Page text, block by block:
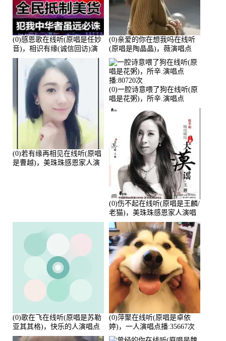
(0)感恩歌在线听(原唱是任妙
音)，相识有缘(诚信回访)演
唱点播:161288次
(0)亲爱的你在想我吗在线听
(原唱是陶晶晶)，薇演唱点
播:159722次
(0)若有缘再相见在线听(原唱
是曹越)，美珠珠感恩家人演
(0)一腔诗意喂了狗在线听(原
唱是花粥)，所辛.演唱点
播:80720次
(0)伤不起在线听(原唱是王麟/
老猫)，美珠珠感恩家人演唱
点播:80218次
(0)歌在飞在线听(原唱是苏勒
亚其其格)，快乐的人演唱点
播:36次
(0)萍聚在线听(原唱是卓依
婷)，一人演唱点播:35667次